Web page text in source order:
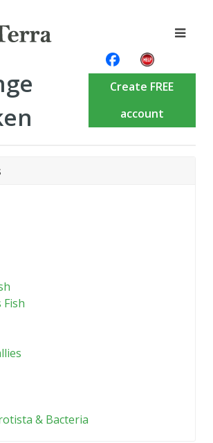
Create FREE
account
& Bacteria